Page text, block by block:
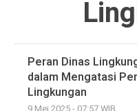
Peran Dinas
dalam Mengatasi
Lingkungan